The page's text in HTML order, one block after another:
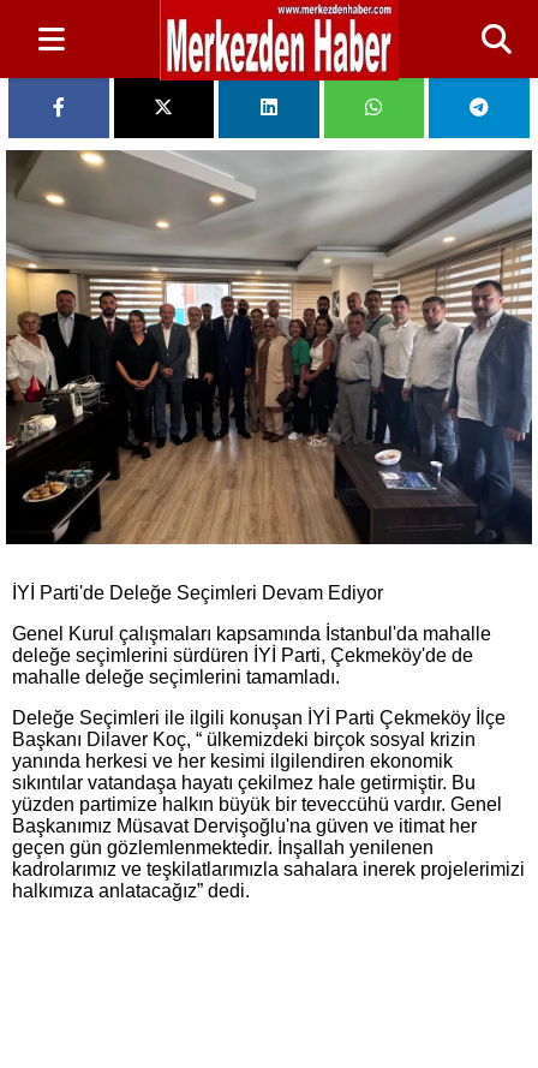
İYİ Parti'de Deleğe Seçimleri Devam Ediyor
Genel Kurul çalışmaları kapsamında İstanbul'da mahalle
deleğe seçimlerini sürdüren İYİ Parti, Çekmeköy'de de
mahalle deleğe seçimlerini tamamladı.
Deleğe Seçimleri ile ilgili konuşan İYİ Parti Çekmeköy İlçe
Başkanı Dilaver Koç, “ ülkemizdeki birçok sosyal krizin
yanında herkesi ve her kesimi ilgilendiren ekonomik
sıkıntılar vatandaşa hayatı çekilmez hale getirmiştir. Bu
yüzden partimize halkın büyük bir teveccühü vardır. Genel
Başkanımız Müsavat Dervişoğlu'na güven ve itimat her
geçen gün gözlemlenmektedir. İnşallah yenilenen
kadrolarımız ve teşkilatlarımızla sahalara inerek projelerimizi
halkımıza anlatacağız” dedi.